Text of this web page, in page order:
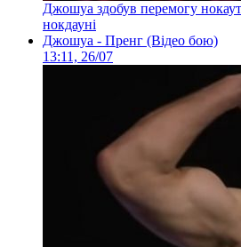
Джошуа здобув перемогу
нокдауні
Джошуа - Пренг (Відео бою)
13:11, 26/07